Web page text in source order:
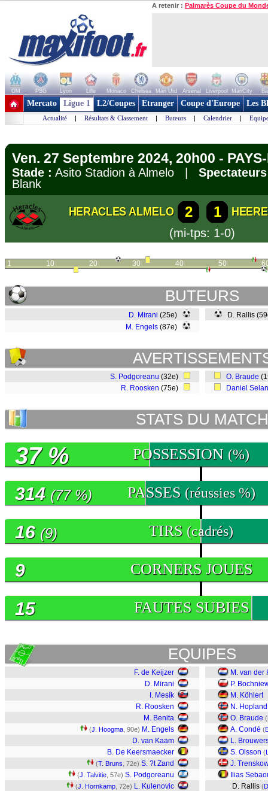
A retenir : Palmarès Coupe du
OM PSG Lyon Lille Monaco Chelsea Man Utd Arsenal Liverpool ManCity
+ de clubs
Mercato Ligue 1 L2/Coupes Etranger Coupe d'Europe Les
Actualité | Résultats & Classement | Buteurs | Calendrier |
Ven. 27 Septembre 2024, 20h00 -
Stade : Asito Stadion à Almelo |
Blank
HERACLES ALMELO 2 1
(mi-tps: 1-0)
1 10 20 30 40 50
BUTEURS
D. Mirani (25e)
M. Engels (87e)
D. Rallis
S. Podgoreanu (32e)
R. Roosken (75e)
O. Braude
Daniel
STATS DU MATCH
POSSESSION (%)
37 %
PASSES (réussies %)
314 (77 %)
TIRS (cadrés)
16 (9)
CORNERS JOUES
9
FAUTES SUBIES
15
EQUIPES
F. de Keijzer
D. Mirani
I. Mesík
R. Roosken
M. Benita
(J. Hoogma , 90e) M. Engels
D. van Kaam
B. De Keersmaecker
(T. Bruns , 72e) S. ?t Zand
(J. Talvitie , 57e) S. Podgoreanu
(J. Hornkamp , 72e) L. Kulenovic
M. van der
P.
M. Köhlert
N. Hopland
O. Braude (
A. Condé (
L.
S. Olsson (
J.
Ilias
D. Rallis (